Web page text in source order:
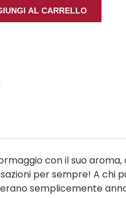
AL CARRELLO
con il suo aroma,
per sempre! A chi
semplicemente